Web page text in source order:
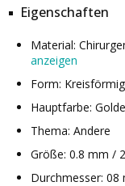
Eigenschaften
Material:
anzeigen
Form: Kreisförmig
Hauptfarbe:
Thema: Andere
Größe: 0.8 mm /
Durchmesser: 08